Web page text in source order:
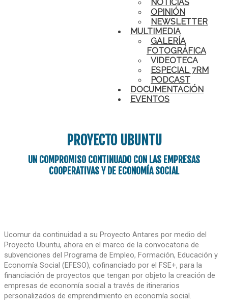
NOTICIAS
OPINIÓN
NEWSLETTER
MULTIMEDIA
GALERÍA
FOTOGRÁFICA
VIDEOTECA
ESPECIAL 7RM
PODCAST
DOCUMENTACIÓN
EVENTOS
PROYECTO UBUNTU
UN COMPROMISO CONTINUADO CON LAS EMPRESAS
COOPERATIVAS Y DE ECONOMÍA SOCIAL
Ucomur da continuidad a su Proyecto Antares por medio del
Proyecto Ubuntu, ahora en el marco de la convocatoria de
subvenciones del Programa de Empleo, Formación, Educación y
Economía Social (EFESO), cofinanciado por el FSE+, para la
financiación de proyectos que tengan por objeto la creación de
empresas de economía social a través de itinerarios
personalizados de emprendimiento en economía social.